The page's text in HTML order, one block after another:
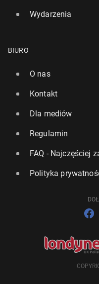
Wydarzenia
BIURO
O nas
Kontakt
Dla mediów
Regulamin
FAQ - Najczęściej
Polityka